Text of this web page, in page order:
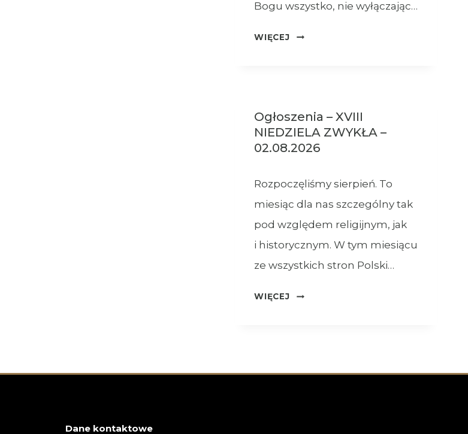
Bogu wszystko, nie wyłączając…
WIĘCEJ
OGŁOSZENIA
Ogłoszenia – XVIII
NIEDZIELA ZWYKŁA –
02.08.2026
Rozpoczęliśmy sierpień. To
miesiąc dla nas szczególny tak
pod względem religijnym, jak
i historycznym. W tym miesiącu
ze wszystkich stron Polski…
WIĘCEJ
OGŁOSZENIA
–
Dane kontaktowe